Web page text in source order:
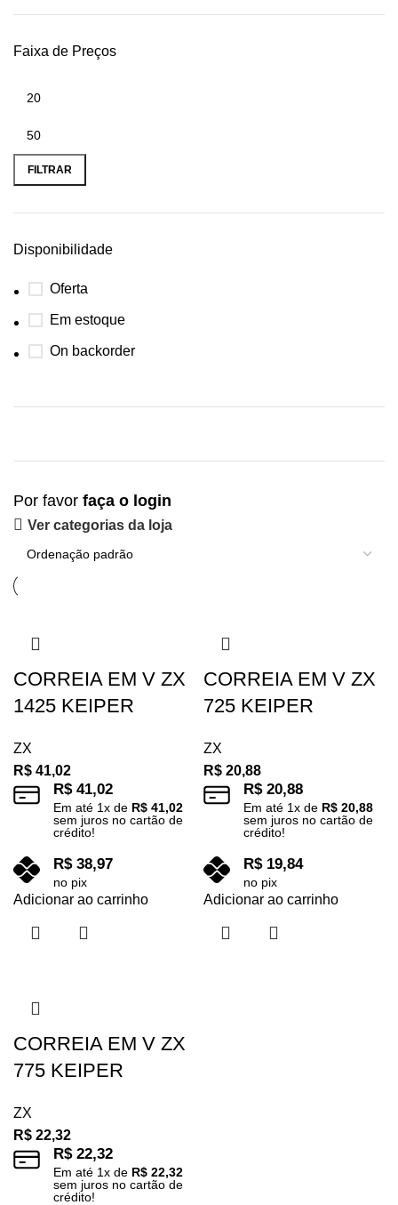
Faixa de Preços
FILTRAR
Disponibilidade
Oferta
Em estoque
On backorder
Por favor faça o login
Ver categorias da loja
CORREIA EM V ZX
1425 KEIPER
ZX
R$ 41,02
R$41,02
Em até 1x de R$ 41,02
sem juros no cartão de
crédito!
R$38,97
no pix
Adicionar ao carrinho
CORREIA EM V ZX
725 KEIPER
ZX
R$ 20,88
R$20,88
Em até 1x de R$ 20,88
sem juros no cartão de
crédito!
R$19,84
no pix
Adicionar ao carrinho
CORREIA EM V ZX
775 KEIPER
ZX
R$ 22,32
R$22,32
Em até 1x de R$ 22,32
sem juros no cartão de
crédito!